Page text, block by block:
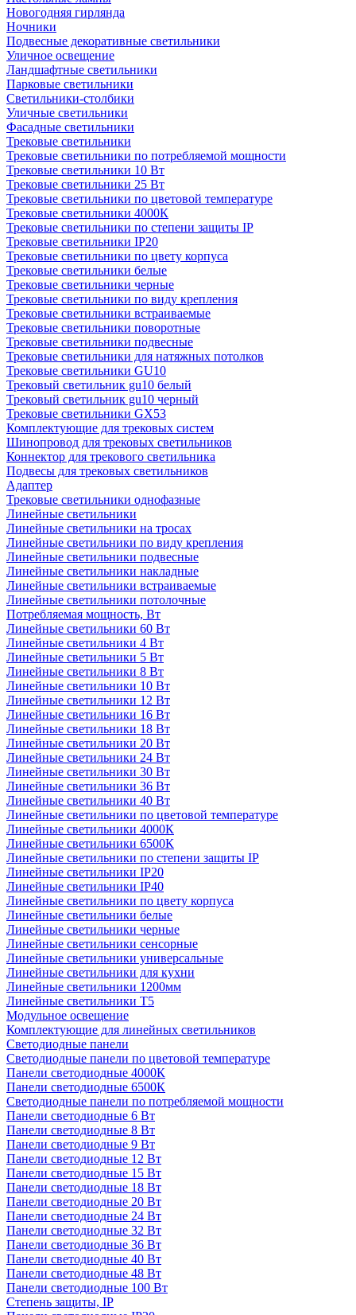
Новогодняя гирлянда
Ночники
Подвесные декоративные светильники
Уличное освещение
Ландшафтные светильники
Парковые светильники
Светильники-столбики
Уличные светильники
Фасадные светильники
Трековые светильники
Трековые светильники по потребляемой мощности
Трековые светильники 10 Вт
Трековые светильники 25 Вт
Трековые светильники по цветовой температуре
Трековые светильники 4000К
Трековые светильники по степени защиты IP
Трековые светильники IP20
Трековые светильники по цвету корпуса
Трековые светильники белые
Трековые светильники черные
Трековые светильники по виду крепления
Трековые светильники встраиваемые
Трековые светильники поворотные
Трековые светильники подвесные
Трековые светильники для натяжных потолков
Трековые светильники GU10
Трековый светильник gu10 белый
Трековый светильник gu10 черный
Трековые светильники GX53
Комплектующие для трековых систем
Шинопровод для трековых светильников
Коннектор для трекового светильника
Подвесы для трековых светильников
Адаптер
Трековые светильники однофазные
Линейные светильники
Линейные светильники на тросах
Линейные светильники по виду крепления
Линейные светильники подвесные
Линейные светильники накладные
Линейные светильники встраиваемые
Линейные светильники потолочные
Потребляемая мощность, Вт
Линейные светильники 60 Вт
Линейные светильники 4 Вт
Линейные светильники 5 Вт
Линейные светильники 8 Вт
Линейные светильники 10 Вт
Линейные светильники 12 Вт
Линейные светильники 16 Вт
Линейные светильники 18 Вт
Линейные светильники 20 Вт
Линейные светильники 24 Вт
Линейные светильники 30 Вт
Линейные светильники 36 Вт
Линейные светильники 40 Вт
Линейные светильники по цветовой температуре
Линейные светильники 4000К
Линейные светильники 6500К
Линейные светильники по степени защиты IP
Линейные светильники IP20
Линейные светильники IP40
Линейные светильники по цвету корпуса
Линейные светильники белые
Линейные светильники черные
Линейные светильники сенсорные
Линейные светильники универсальные
Линейные светильники для кухни
Линейные светильники 1200мм
Линейные светильники Т5
Модульное освещение
Комплектующие для линейных светильников
Светодиодные панели
Светодиодные панели по цветовой температуре
Панели светодиодные 4000К
Панели светодиодные 6500К
Светодиодные панели по потребляемой мощности
Панели светодиодные 6 Вт
Панели светодиодные 8 Вт
Панели светодиодные 9 Вт
Панели светодиодные 12 Вт
Панели светодиодные 15 Вт
Панели светодиодные 18 Вт
Панели светодиодные 20 Вт
Панели светодиодные 24 Вт
Панели светодиодные 32 Вт
Панели светодиодные 36 Вт
Панели светодиодные 40 Вт
Панели светодиодные 48 Вт
Панели светодиодные 100 Вт
Степень защиты, IP